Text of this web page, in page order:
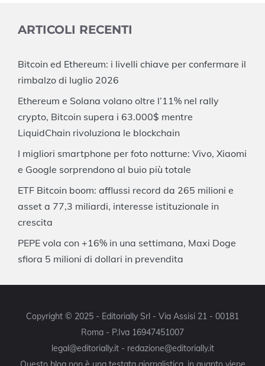
ARTICOLI RECENTI
Bitcoin ed Ethereum: i livelli chiave per confermare il
rimbalzo di luglio 2026
Ethereum e Solana volano oltre l’11% nel rally
crypto, Bitcoin supera i 63.000$ mentre
LiquidChain rivoluziona le blockchain
I migliori smartphone per foto notturne: Vivo, Xiaomi
e Google sorprendono al buio più totale
ETF Bitcoin boom: afflussi record da 265 milioni e
asset a 77,3 miliardi, interesse istituzionale in
crescita
PEPE vola con +16% in una settimana, Maxi Doge
sfiora 5 milioni di dollari in prevendita
Copyright © 2025 - Editorially Srl - Via Assisi 21 - 00181
Roma - P.Iva 16947451007
legal@editorially.it - redazione@editorially.it